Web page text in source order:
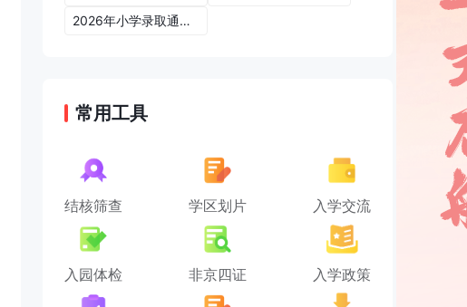
2026年小学录取通知书
常用工具
结核筛查 学区划片 入学交流
入园体检 非京四证 入学政策